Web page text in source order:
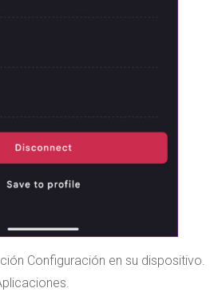
Configuración en su dispositivo.